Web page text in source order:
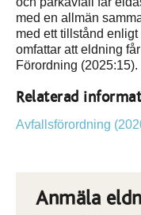
med en allmän
med ett tillstånd
omfattar att eldning
Förordning (2025:15).
Relaterad
Avfallsförordning
Anmäla